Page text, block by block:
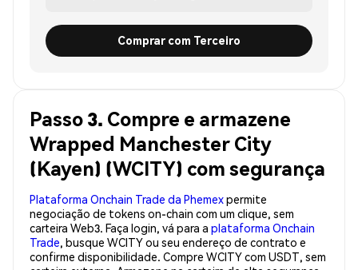
Comprar com Terceiro
Passo 3. Compre e armazene
Wrapped Manchester City
(Kayen) (WCITY) com segurança
Plataforma Onchain Trade da Phemexpermite
negociação de tokens on-chain com um clique, sem
carteira Web3. Faça login, vá para a plataforma Onchain
Trade, busque WCITY ou seu endereço de contrato e
confirme disponibilidade. Compre WCITY com USDT, sem